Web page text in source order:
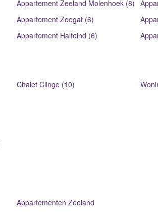
Appartement Zeeland Molenhoek (8)
Appartement Zeegat (6)
Appartement Halfeind (6)
Chalet Clinge (10)
Appartementen Zeeland